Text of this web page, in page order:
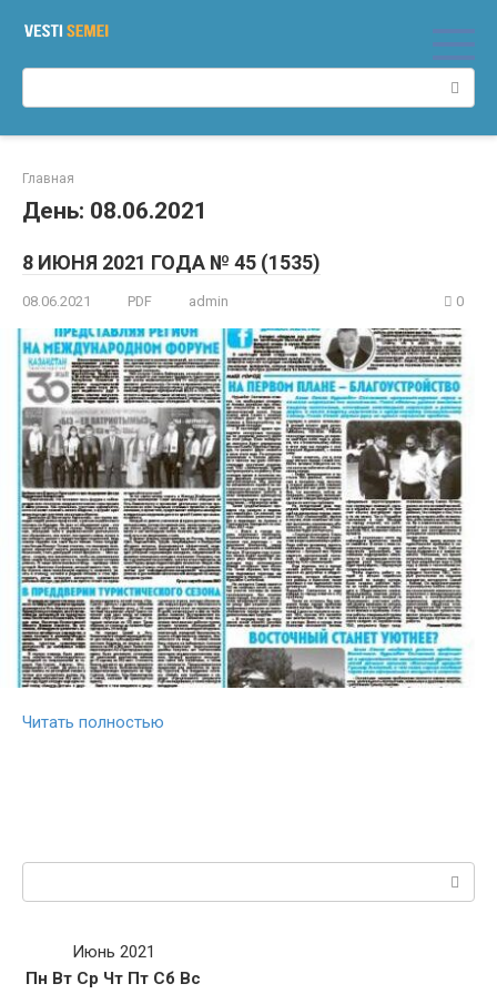
Главная
День: 08.06.2021
8 ИЮНЯ 2021 ГОДА № 45 (1535)
08.06.2021 PDF admin 0
Читать полностью
Июнь 2021
Пн Вт Ср Чт Пт Сб Вс